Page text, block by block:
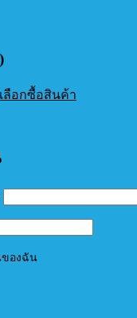
เลือกซื้อสินค้า
ของฉัน